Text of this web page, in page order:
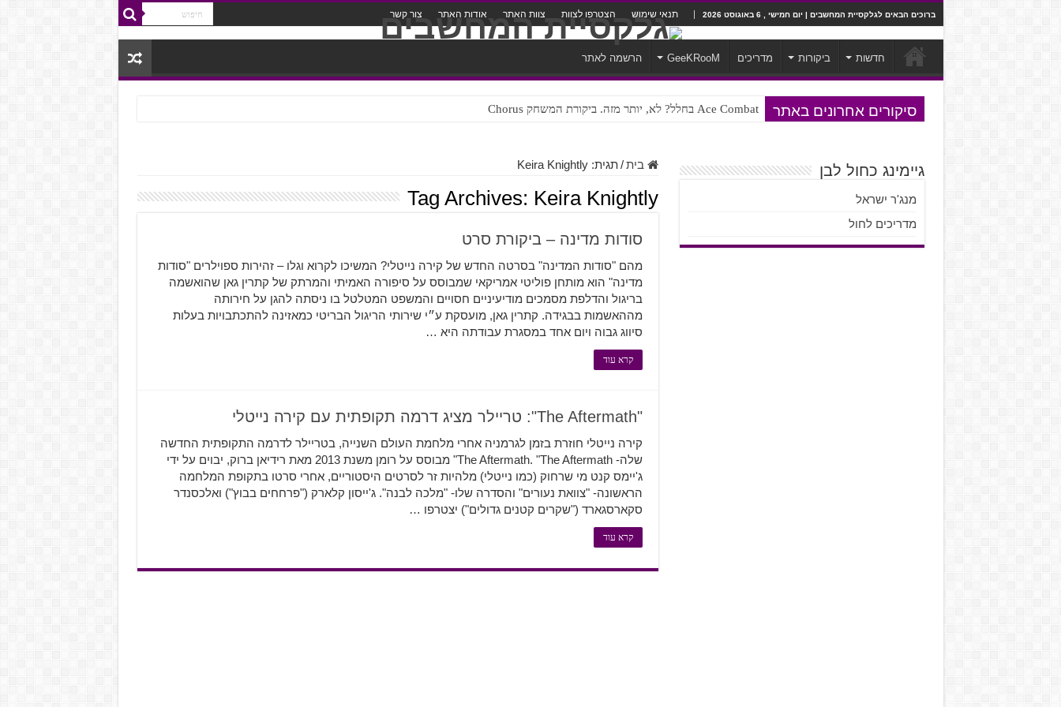
ברוכים הבאים לגלקסיית המחשבים | יום חמישי , 6 באוגוסט 2026 תנאי שימוש הצטרפו לצוות צוות האתר אודות האתר צור קשר
חדשות ביקורות מדריכים GeeKRooM הרשמה לאתר
סיקורים אחרונים באתר Ace Combat בחלל? לא, יותר מזה. ביקורת המשחק Chorus
Steven Universe והשירים שתורגמו בצורה נוראית לעברית
בית / תגית:Keira Knightly
Tag Archives: Keira Knightly
סודות מדינה – ביקורת סרט
מהם "סודות המדינה" בסרטה החדש של קירה נייטלי? המשיכו לקרוא וגלו – זהירות ספוילרים "סודות
מדינה" הוא מותחן פוליטי אמריקאי שמבוסס על סיפורה האמיתי והמרתק של קתרין גאן שהואשמה
בריגול והדלפת מסמכים מודיעיניים חסויים והמשפט המטלטל בו ניסתה להגן על חירותה
מההאשמות בבגידה. קתרין גאן, מועסקת ע״י שירותי הריגול הבריטי כמאזינה להתכתבויות בעלות
סיווג גבוה ויום אחד במסגרת עבודתה היא …
קרא עוד
"The Aftermath": טריילר מציג דרמה תקופתית עם קירה נייטלי
קירה נייטלי חוזרת בזמן לגרמניה אחרי מלחמת העולם השנייה, בטריילר לדרמה התקופתית החדשה
שלה- The Aftermath. "The Aftermath" מבוסס על רומן משנת 2013 מאת רידיאן ברוק, יבוים על ידי
ג'יימס קנט מי שרחוק (כמו נייטלי) מלהיות זר לסרטים היסטוריים, אחרי סרטו בתקופת המלחמה
הראשונה- "צוואת נעורים" והסדרה שלו- "מלכה לבנה". ג'ייסון קלארק ("פרחחים בבוץ") ואלכסנדר
סקארסגארד ("שקרים קטנים גדולים") יצטרפו …
קרא עוד
גיימינג כחול לבן
מנג'ר ישראל
מדריכים לחול